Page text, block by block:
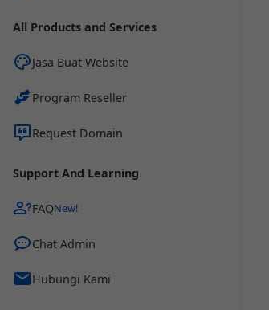
All Products and Services
Jasa Buat Website
Program Reseller
Request Domain
Support And Learning
FAQ
Chat Admin
Hubungi Kami